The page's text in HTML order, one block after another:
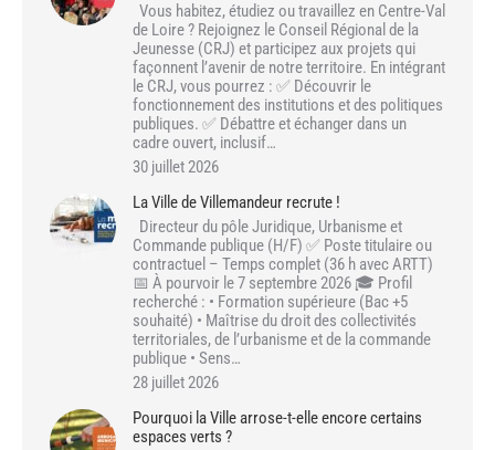
Vous habitez, étudiez ou travaillez en Centre-Val
de Loire ? Rejoignez le Conseil Régional de la
Jeunesse (CRJ) et participez aux projets qui
façonnent l’avenir de notre territoire. En intégrant
le CRJ, vous pourrez : ✅ Découvrir le
fonctionnement des institutions et des politiques
publiques. ✅ Débattre et échanger dans un
cadre ouvert, inclusif…
30 juillet 2026
La Ville de Villemandeur recrute !
Directeur du pôle Juridique, Urbanisme et
Commande publique (H/F) ✅ Poste titulaire ou
contractuel – Temps complet (36 h avec ARTT)
📅 À pourvoir le 7 septembre 2026 🎓 Profil
recherché : • Formation supérieure (Bac +5
souhaité) • Maîtrise du droit des collectivités
territoriales, de l’urbanisme et de la commande
publique • Sens…
28 juillet 2026
Pourquoi la Ville arrose-t-elle encore certains
espaces verts ?